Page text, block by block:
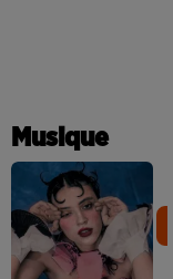
Musique